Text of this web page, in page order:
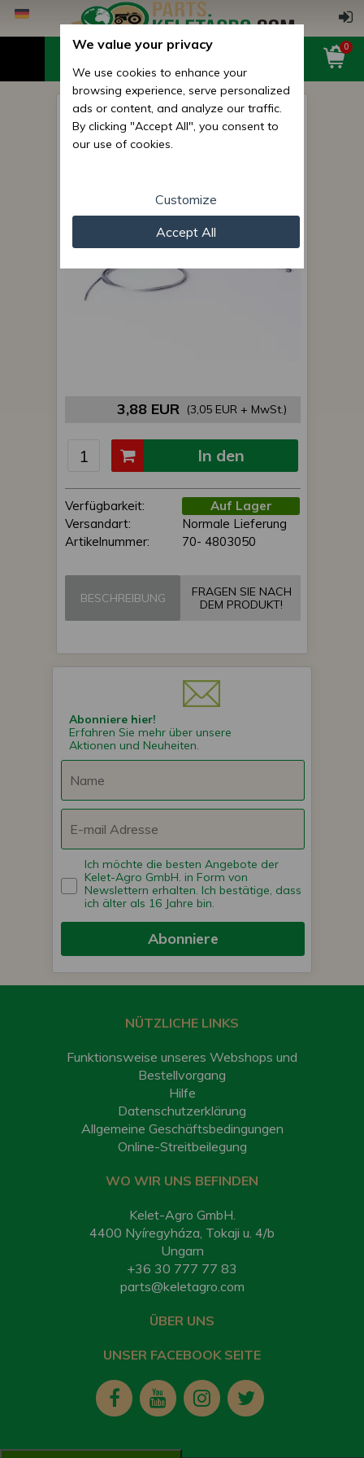
0
MTS Einschaltstellung des
Differentials Bowdenzug,
3,88 EUR (3,05 EUR + MwSt.)
Verfügbarkeit:
Auf Lager
Versandart:
Normale Lieferung
Artikelnummer:
70- 4803050
In den
Einkaufswagen
BESCHREIBUNG
FRAGEN SIE NACH
DEM PRODUKT!
Abonniere hier!
Erfahren Sie mehr über unsere
Aktionen und Neuheiten.
Ich möchte die besten Angebote der
Kelet-Agro GmbH. in Form von
Newslettern erhalten. Ich bestätige, dass
ich älter als 16 Jahre bin.
Abonniere
NÜTZLICHE LINKS
Funktionsweise unseres Webshops und
Bestellvorgang
Hilfe
Datenschutzerklärung
Allgemeine Geschäftsbedingungen
Online-Streitbeilegung
WO WIR UNS BEFINDEN
Kelet-Agro GmbH.
4400 Nyíregyháza, Tokaji u. 4/b
Ungarn
+36 30 777 77 83
parts@keletagro.com
ÜBER UNS
UNSER FACEBOOK SEITE
We value your privacy
We use cookies to enhance your
browsing experience, serve personalized
ads or content, and analyze our traffic.
By clicking "Accept All", you consent to
our use of cookies.
Customize
Accept All